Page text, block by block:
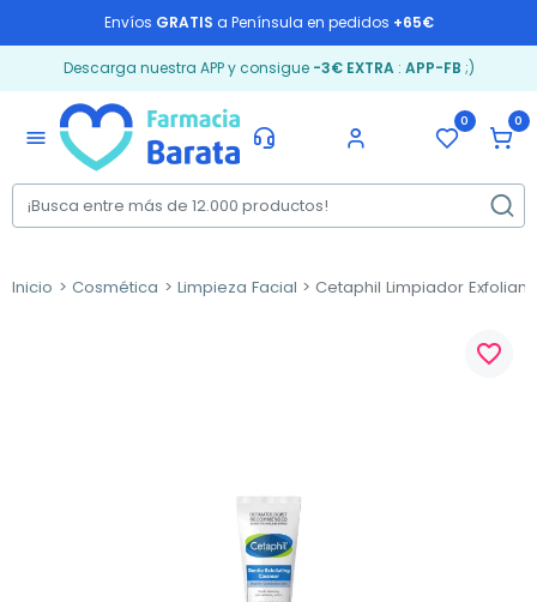
Envíos GRATIS a Península en pedidos +65€
Descarga nuestra APP y consigue -3€ EXTRA: APP-FB ;)
menu
0 0
Inicio Cosmética Limpieza Facial Cetaphil Limpiador
favorite_border